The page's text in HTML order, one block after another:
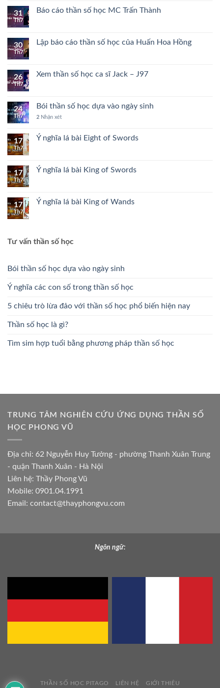
31
Th7
Báo cáo thần số học MC Trấn Thành
30
Th7
Lập báo cáo thần số học của Huấn Hoa Hồng
26
Th7
Xem thần số học ca sĩ Jack – J97
24
Th7
Bói thần số học dựa vào ngày sinh
2 Nhận xét
17
Th7
Ý nghĩa lá bài Eight of Swords
17
Th7
Ý nghĩa lá bài King of Swords
17
Th7
Ý nghĩa lá bài King of Wands
Tư vấn thần số học
Bói thần số học dựa vào ngày sinh
Ý nghĩa các con số trong thần số học
5 chiêu trò lừa đảo với thần số học phổ biến hiện nay
Thần số học là gì?
Tìm sim hợp tuổi bằng phương pháp thần số học
TRUNG TÂM NGHIÊN CỨU ỨNG DỤNG THẦN SỐ
HỌC PHONG VŨ
Địa chỉ: 62 Nguyễn Huy Tưởng - phường Thanh Xuân Trung
- quận Thanh Xuân - Hà Nội
Liên hệ: Thầy Phong Vũ
Mobile: 0901.04.1991
Email: contact@thayphongvu.com
Ngôn ngữ:
THẦN SỐ HỌC PITAGO LIÊN HỆ GIỚI THIÊU